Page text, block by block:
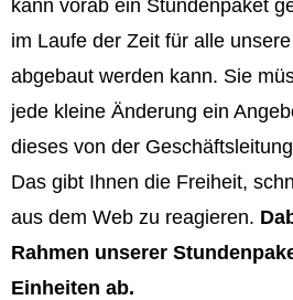
kann vorab ein Stundenpaket
im Laufe der Zeit für alle
abgebaut werden kann. Sie
jede kleine Änderung ein
dieses von der
Das gibt Ihnen die Freiheit,
aus dem Web zu reagieren.
Rahmen unserer
Einheiten ab.